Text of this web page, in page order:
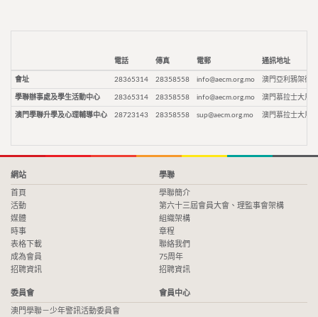
電話 傳真 電郵 通訊地址
會址 28365314 28358558 info@aecm.org.mo 澳門亞利鴉架街9
學聯辦事處及學生活動中心 28365314 28358558 info@aecm.org.mo 澳門慕拉士大馬
澳門學聯升學及心理輔導中心 28723143 28358558 sup@aecm.org.mo 澳門慕拉士大馬
網站
首頁
活動
媒體
時事
表格下載
成為會員
招聘資訊
學聯
學聯簡介
第六十三屆會員大會、理監事會架構
組織架構
章程
聯絡我們
75周年
招聘資訊
委員會
澳門學聯－少年警訊活動委員會
會員中心